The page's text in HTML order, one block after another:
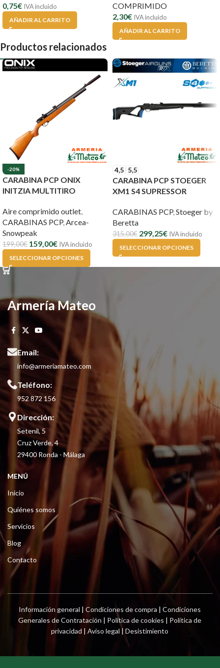
0,75€ IVA incluido
AÑADIR AL CARRITO
COMPRIMIDO
2,30€ IVA incluido
AÑADIR AL CARRITO
Productos relacionados
-20%
CARABINA PCP ONIX
INITZIA MULTITIRO
Aire comprimido outlet,
CARABINAS PCP,Arcea-
Snowpeak
199,00€ 159,00€ IVA incluido
SELECCIONAR OPCIONES
4,5 5,5
CARABINA PCP STOEGER
XM1 S4 SUPRESSOR
CARABINAS PCP,Stoeger by
Beretta
315,00€ 299,25€ IVA incluido
SELECCIONAR OPCIONES
Armería Mateo
Email:
info@armeriamateo.com
Teléfono:
952 872 156
Dirección:
Setenil, 5
Cruz Verde, 4
29400 Ronda - Málaga
MENÚ
Inicio
Quiénes somos
Servicios
Blog
Contacto
Información general |Condiciones de compra |Condiciones
Generales de Contratación | Política de cookies | Política de
privacidad |Aviso legal |Desistimiento